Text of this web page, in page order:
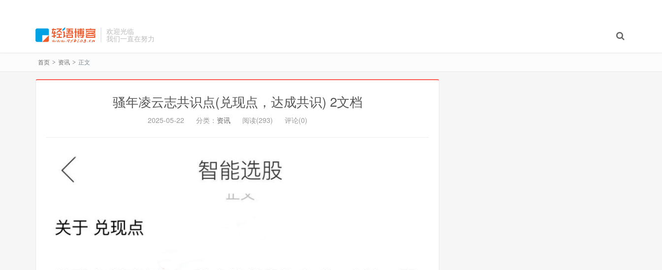
欢迎光临
我们一直在努力
首页 > 资讯 > 正文
骚年凌云志共识点(兑现点，达成共识) 2文档
2025-05-22 分类： 资讯 阅读(293) 评论(0)